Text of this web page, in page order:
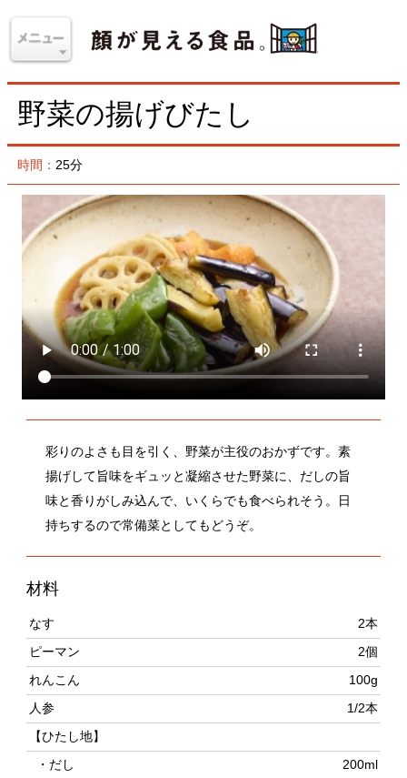
野菜の揚げびたし
時間：25分
彩りのよさも目を引く、野菜が主役のおかずです。素
揚げして旨味をギュッと凝縮させた野菜に、だしの旨
味と香りがしみ込んで、いくらでも食べられそう。日
材料
なす 2本
ピーマン
人参
【ひたし地】
・だし
・しょうゆ
・みりん
・米酢 小さじ1/2